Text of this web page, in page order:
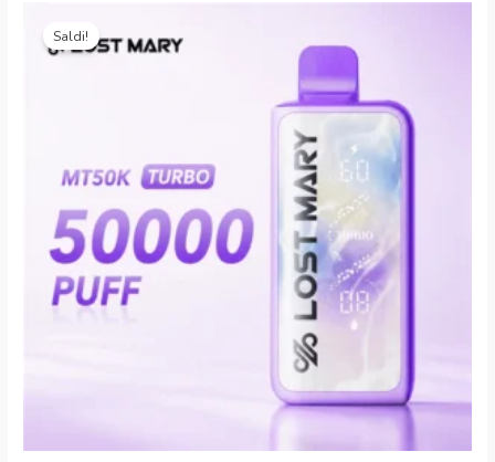
Saldi!
prezzo
originaleattuale